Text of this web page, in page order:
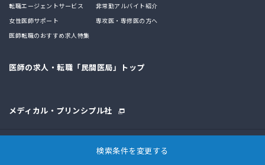
検索条件を変更する
転職エージェントサービス
非常勤アルバイト紹介
女性医師サポート
専攻医・専修医の方へ
医師転職のおすすめ求人特集
医師の求人・転職「民間医局」トップ
メディカル・プリンシプル社